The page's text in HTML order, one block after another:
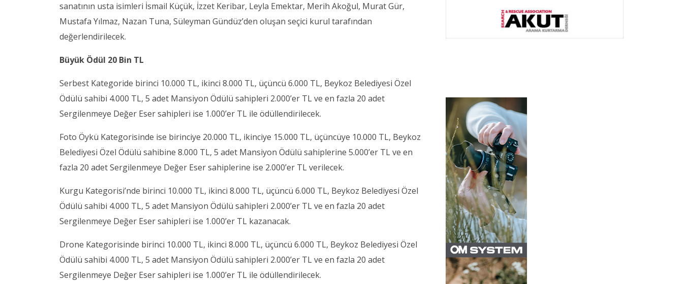
sanatının usta isimleri İsmail Küçük, İzzet Keribar, Leyla Emektar, Merih Akoğul, Murat Gür,
Mustafa Yılmaz, Nazan Tuna, Süleyman Gündüz’den oluşan seçici kurul tarafından
değerlendirilecek.
Büyük Ödül 20 Bin TL
Serbest Kategoride birinci 10.000 TL, ikinci 8.000 TL, üçüncü 6.000 TL, Beykoz Belediyesi Özel
Ödülü sahibi 4.000 TL, 5 adet Mansiyon Ödülü sahipleri 2.000’er TL ve en fazla 20 adet
Sergilenmeye Değer Eser sahipleri ise 1.000’er TL ile ödüllendirilecek.
Foto Öykü Kategorisinde ise birinciye 20.000 TL, ikinciye 15.000 TL, üçüncüye 10.000 TL, Beykoz
Belediyesi Özel Ödülü sahibine 8.000 TL, 5 adet Mansiyon Ödülü sahiplerine 5.000’er TL ve en
fazla 20 adet Sergilenmeye Değer Eser sahiplerine ise 2.000’er TL verilecek.
Kurgu Kategorisi’nde birinci 10.000 TL, ikinci 8.000 TL, üçüncü 6.000 TL, Beykoz Belediyesi Özel
Ödülü sahibi 4.000 TL, 5 adet Mansiyon Ödülü sahipleri 2.000’er TL ve en fazla 20 adet
Sergilenmeye Değer Eser sahipleri ise 1.000’er TL kazanacak.
Drone Kategorisinde birinci 10.000 TL, ikinci 8.000 TL, üçüncü 6.000 TL, Beykoz Belediyesi Özel
Ödülü sahibi 4.000 TL, 5 adet Mansiyon Ödülü sahipleri 2.000’er TL ve en fazla 20 adet
Sergilenmeye Değer Eser sahipleri ise 1.000’er TL ile ödüllendirilecek.